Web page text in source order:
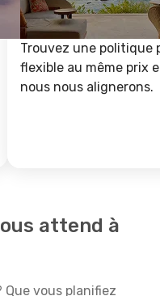
Trouvez une politique
flexible au même prix
nous nous alignerons.
attend à
Que vous planifiez